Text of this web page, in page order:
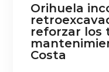
Orihuela
reforzar los
Costa